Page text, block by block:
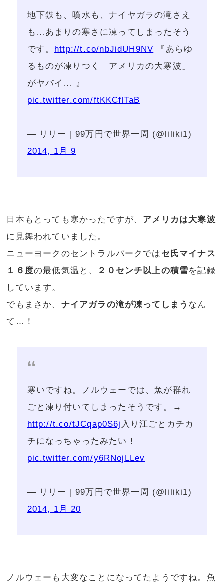
地下鉄も、噴水も、ナイヤガラの滝さえ
も…あまりの寒さに凍ってしまったそう
です。 http://t.co/nbJidUH9NV 『あらゆ
るものが凍りつく「アメリカの大寒波」
がヤバイ… 』
pic.twitter.com/ftKKCflTaB
— リリー | 99万円で世界一周 (@liliki1)
2014, 1月 9
日本もとっても寒かったですが、 アメリカは大寒波
に見舞われていました。
ニューヨークのセントラルパークでは セ氏マイナス
１６度の最低気温と、 ２０センチ以上の積雪を記録
しています。
でもまさか、 ナイアガラの滝が凍ってしまう なん
て…！
寒いですね。ノルウェーでは、魚が群れ
ごと凍り付いてしまったそうです。→
http://t.co/tJCqap0S6j 入り江ごとカチカ
チになっちゃったみたい！
pic.twitter.com/y6RNojLLev
— リリー | 99万円で世界一周 (@liliki1)
2014, 1月 20
ノルウェーも大変なことになってたようですね。魚